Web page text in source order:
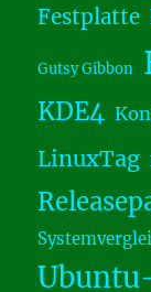
Festplatte
Gutsy Gibbon
KDE4
LinuxTag